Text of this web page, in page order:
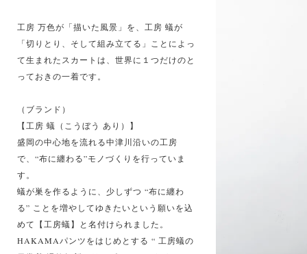
工房 万色が「描いた風景」を、工房 蟻が
「切りとり、そして組み立てる」ことによっ
て生まれたスカートは、世界に１つだけのと
っておきの一着です。
（ブランド）
【工房 蟻（こうぼう あり）】
盛岡の中心地を流れる中津川沿いの工房
で、“布に纏わる”モノづくりを行っていま
す。
蟻が巣を作るように、少しずつ “布に纏わ
る” ことを増やしてゆきたいという願いを込
めて【工房蟻】と名付けられました。
HAKAMAパンツをはじめとする “ 工房蟻の